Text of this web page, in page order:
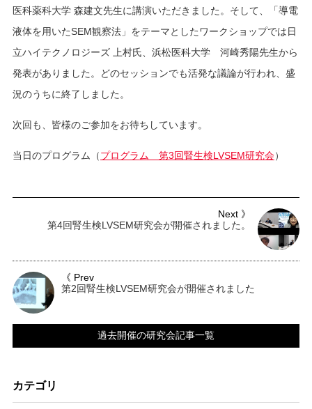
医科薬科大学 森建文先生に講演いただきました。そして、「導電
液体を用いたSEM観察法」をテーマとしたワークショップでは日
立ハイテクノロジーズ 上村氏、浜松医科大学 河崎秀陽先生から
発表がありました。どのセッションでも活発な議論が行われ、盛
況のうちに終了しました。
次回も、皆様のご参加をお待ちしています。
当日のプログラム（プログラム 第3回腎生検LVSEM研究会）
Next 》
第4回腎生検LVSEM研究会が開催されました。
《 Prev
第2回腎生検LVSEM研究会が開催されました
過去開催の研究会記事一覧
カテゴリ